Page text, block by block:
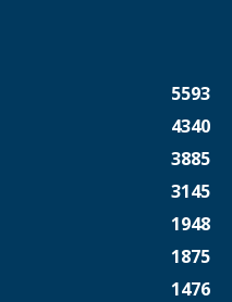
5593
4340
3885
3145
1948
1875
1476